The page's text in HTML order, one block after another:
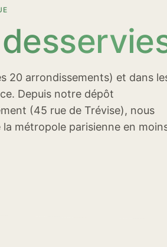
20 arrondissements) et dans
Depuis notre dépôt
(45 rue de Trévise), nous
métropole parisienne en